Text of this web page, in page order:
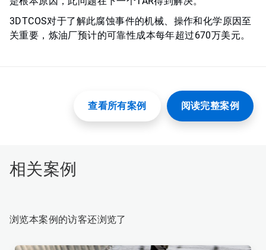
3DTCOS对于了解此腐蚀事件的机械、操作和化学原因至
关重要，炼油厂预计的可靠性成本每年超过670万美元。
查看所有案例 阅读完整案例
相关案例
浏览本案例的访客还浏览了